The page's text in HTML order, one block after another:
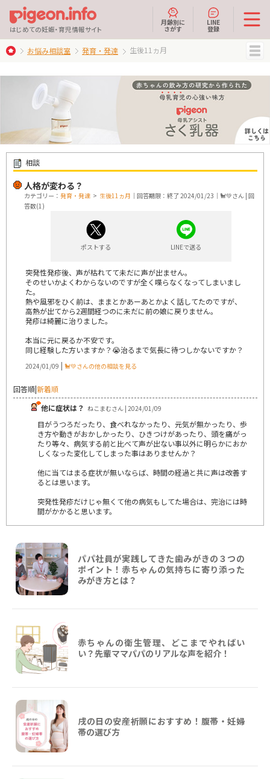
はじめての妊娠・育児情報サイト
月齢別に
さがす
LINE
登録
お悩み相談室 発育・発達 生後11ヵ月
相談
人格が変わる？
カテゴリー： 発育・発達 > 生後11ヵ月 ｜回答期限：終了 2024/01/23｜🐩💚さん | 回
答数(1)
ポストする LINEで送る
突発性発疹後、声が枯れてて未だに声が出ません。
そのせいかよくわからないのですが全く喋らなくなってしまいまし
た。
熱や風邪をひく前は、ままとかあーあとかよく話してたのですが、
高熱が出てから2週間経つのに未だに前の娘に戻りません。
発疹は綺麗に治りました。
本当に元に戻るか不安です。
同じ経験した方いますか？😭治るまで気長に待つしかないですか？
2024/01/09 | 🐩💚さんの他の相談を見る
回答順|新着順
他に症状は？ ねこまむさん | 2024/01/09
目がうつろだったり、食べれなかったり、元気が無かったり、歩
き方や動きがおかしかったり、ひきつけがあったり、頭を痛がっ
たり等々、病気する前と比べて声が出ない事以外に明らかにおか
しくなった変化してしまった事はありませんか？
他に当てはまる症状が無いならば、時間の経過と共に声は改善す
るとは思います。
突発性発疹だけじゃ無くて他の病気もしてた場合は、完治には時
間がかかると思います。
パパ社員が実践してきた歯みがきの３つの
ポイント！赤ちゃんの気持ちに寄り添った
みがき方とは？
赤ちゃんの衛生管理、どこまでやればい
い？先輩ママパパのリアルな声を紹介！
戌の日の安産祈願におすすめ！腹帯・妊婦
帯の選び方